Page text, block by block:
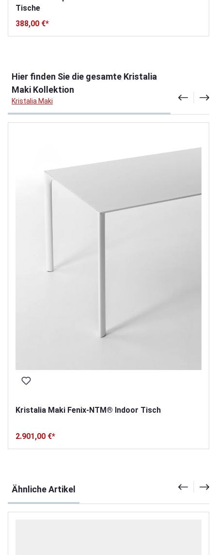
Tische
388,00 €*
Hier finden Sie die gesamte Kristalia
Maki Kollektion
Kristalia Maki
Kristalia Maki Fenix-NTM® Indoor Tisch
2.901,00 €*
Ähnliche Artikel